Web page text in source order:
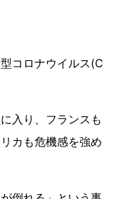
コロナウイルス(C
入り、フランスも
カも危機感を強め